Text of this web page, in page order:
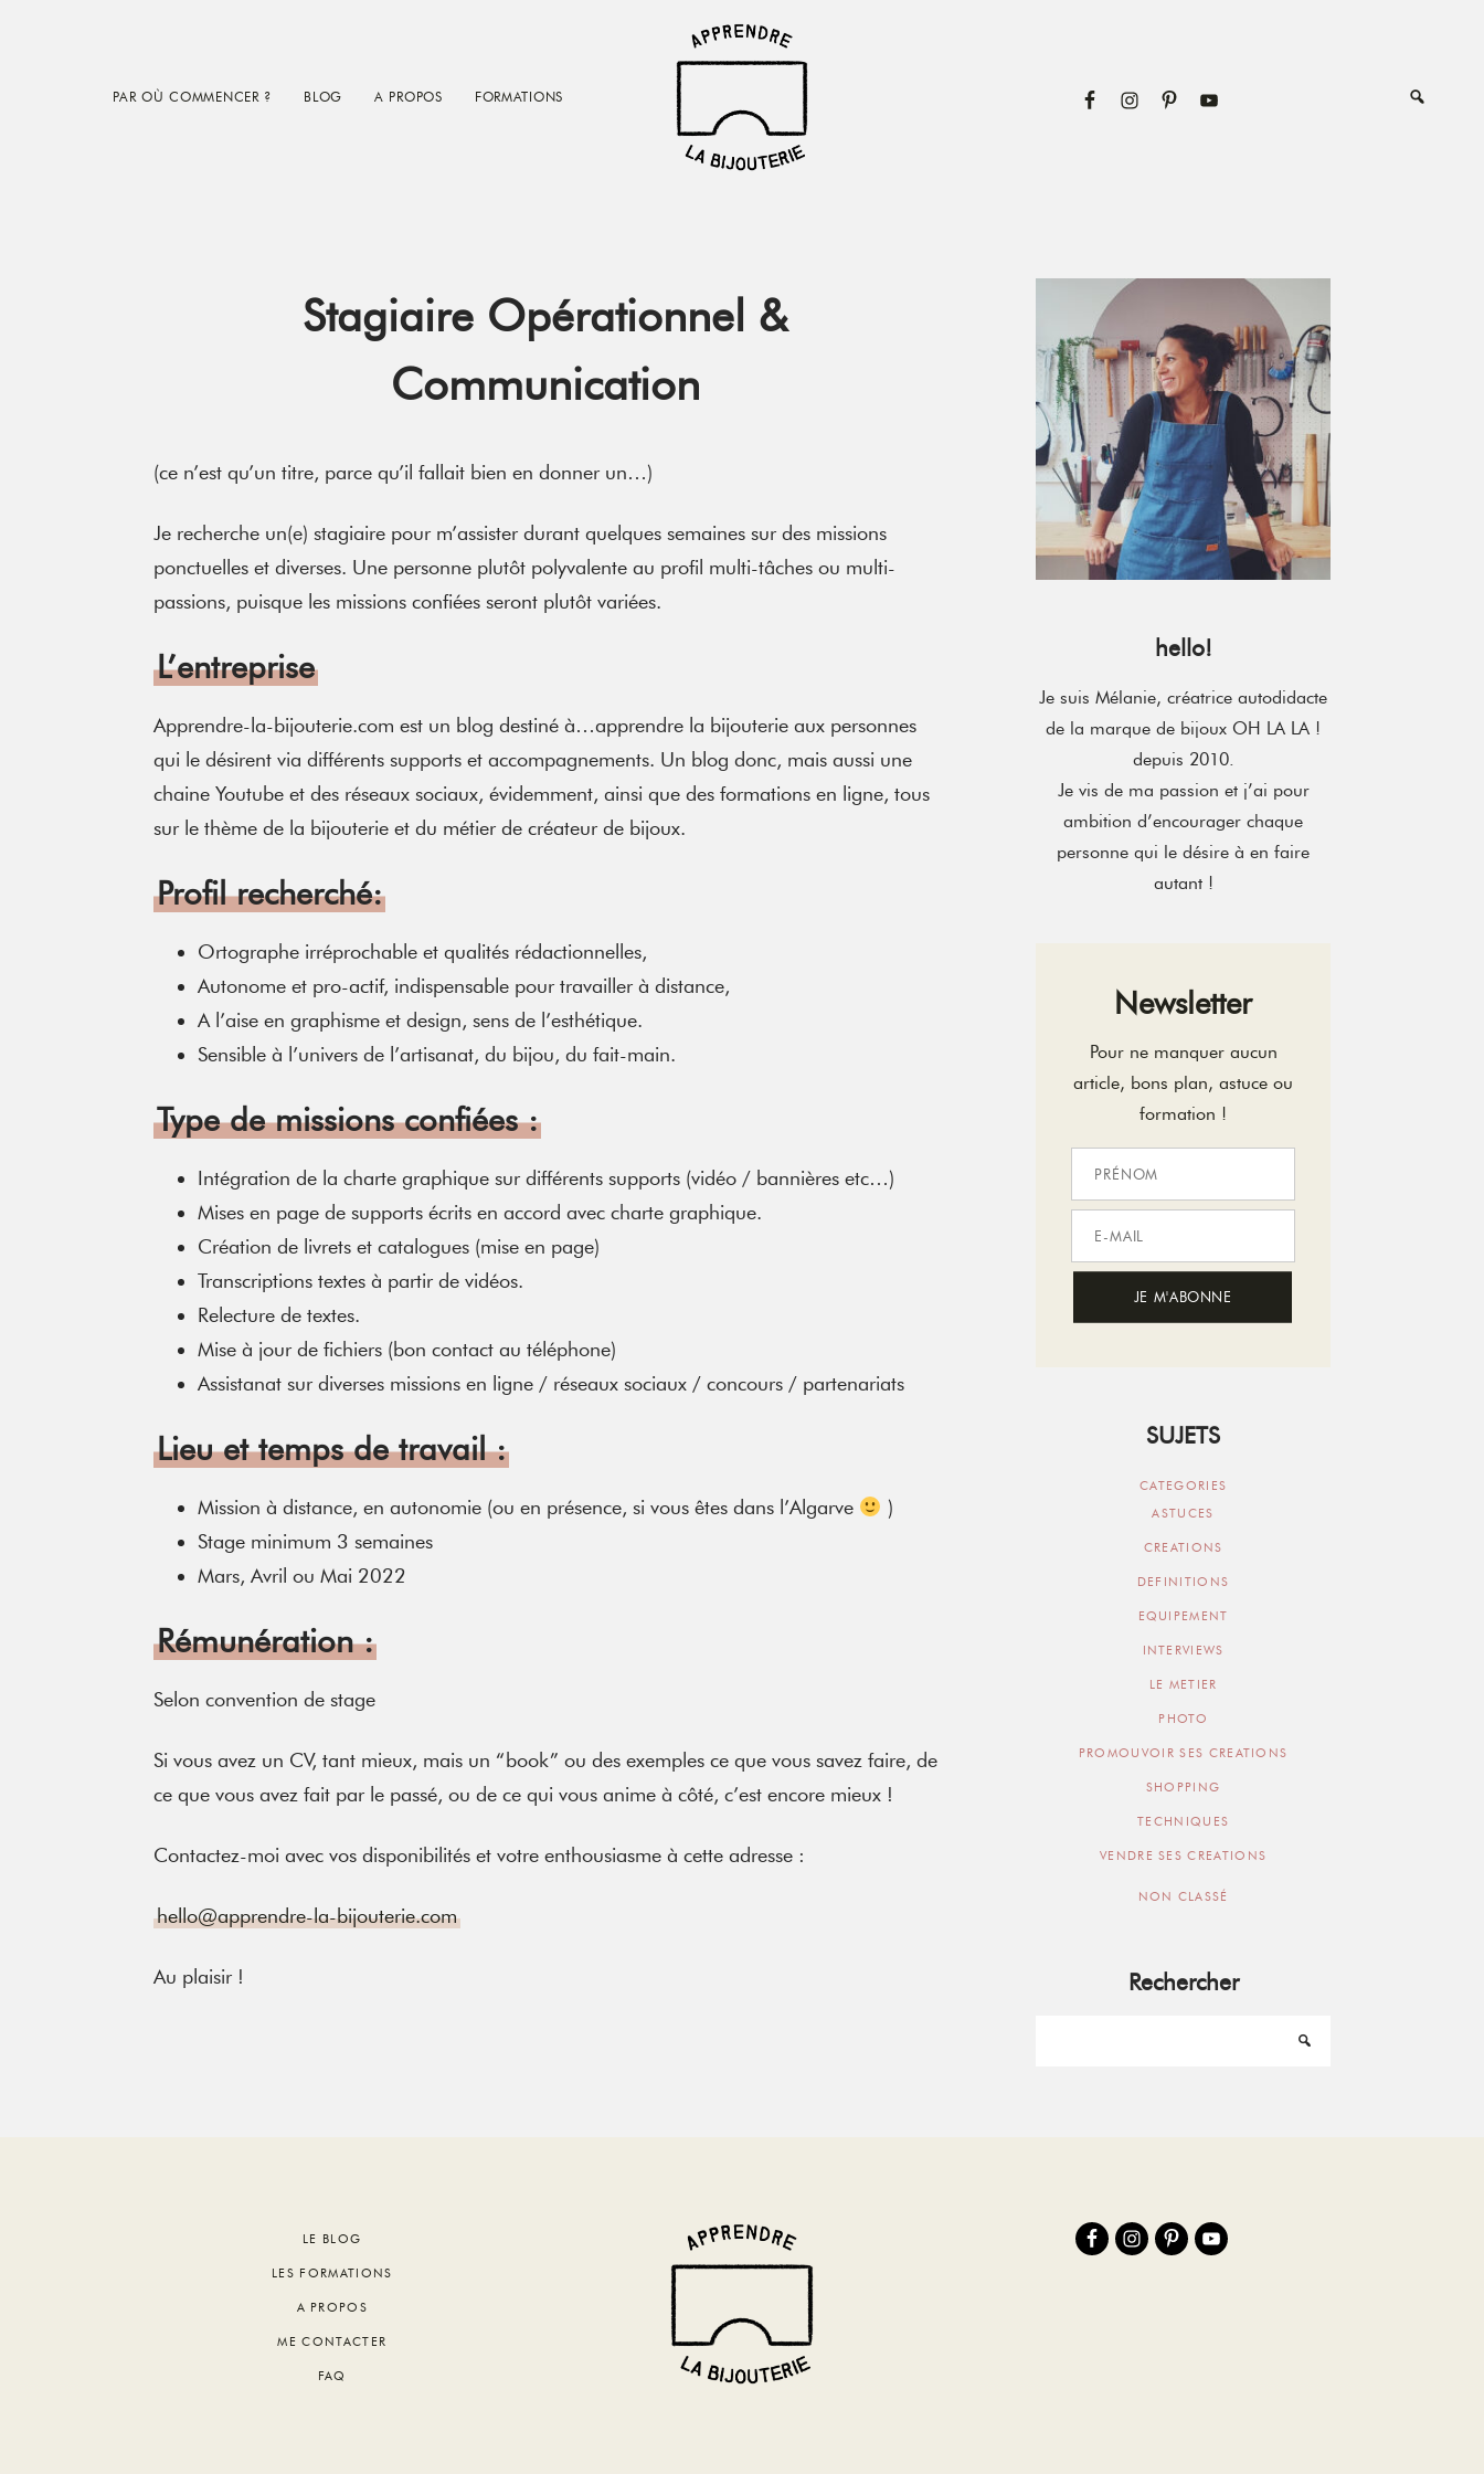
PAR OÙ COMMENCER ? BLOG A PROPOS FORMATIONS
Stagiaire Opérationnel &
Communication
(ce n’est qu’un titre, parce qu’il fallait bien en donner un…)
Je recherche un(e) stagiaire pour m’assister durant quelques semaines sur des missions
ponctuelles et diverses. Une personne plutôt polyvalente au profil multi-tâches ou multi-
passions, puisque les missions confiées seront plutôt variées.
L’entreprise
Apprendre-la-bijouterie.com est un blog destiné à…apprendre la bijouterie aux personnes
qui le désirent via différents supports et accompagnements. Un blog donc, mais aussi une
chaine Youtube et des réseaux sociaux, évidemment, ainsi que des formations en ligne, tous
sur le thème de la bijouterie et du métier de créateur de bijoux.
Profil recherché:
Ortographe irréprochable et qualités rédactionnelles,
Autonome et pro-actif, indispensable pour travailler à distance,
A l’aise en graphisme et design, sens de l’esthétique.
Sensible à l’univers de l’artisanat, du bijou, du fait-main.
Type de missions confiées:
Intégration de la charte graphique sur différents supports (vidéo / bannières etc…)
Mises en page de supports écrits en accord avec charte graphique.
Création de livrets et catalogues (mise en page)
Transcriptions textes à partir de vidéos.
Relecture de textes.
Mise à jour de fichiers (bon contact au téléphone)
Assistanat sur diverses missions en ligne / réseaux sociaux / concours / partenariats
Lieu et temps de travail :
Mission à distance, en autonomie (ou en présence, si vous êtes dans l’Algarve
)
Stage minimum 3 semaines
Mars, Avril ou Mai 2022
Rémunération :
Selon convention de stage
Si vous avez un CV, tant mieux, mais un “book” ou des exemples ce que vous savez faire, de
ce que vous avez fait par le passé, ou de ce qui vous anime à côté, c’est encore mieux !
Contactez-moi avec vos disponibilités et votre enthousiasme à cette adresse :
hello@apprendre-la-bijouterie.com
Au plaisir !
Primary
Sidebar
hello!
Je suis Mélanie, créatrice autodidacte
de la marque de bijoux OH LA LA !
depuis 2010.
Je vis de ma passion et j’ai pour
ambition d’encourager chaque
personne qui le désire à en faire
autant !
Newsletter
Pour ne manquer aucun
article, bons plan, astuce ou
formation !
SUJETS
CATEGORIES
ASTUCES
CREATIONS
DEFINITIONS
EQUIPEMENT
INTERVIEWS
LE METIER
PHOTO
PROMOUVOIR SES CREATIONS
SHOPPING
TECHNIQUES
VENDRE SES CREATIONS
NON CLASSÉ
Rechercher
LE BLOG
LES FORMATIONS
A PROPOS
ME CONTACTER
FAQ